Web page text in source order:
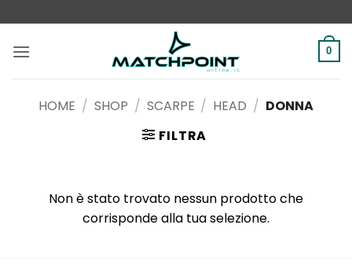
ai
contenuti
0
HOME / SHOP / SCARPE / HEAD / DONNA
FILTRA
Non è stato trovato nessun prodotto che
corrisponde alla tua selezione.